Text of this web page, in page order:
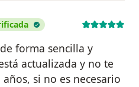
forma sencilla y
actualizada y no te
si no es necesario